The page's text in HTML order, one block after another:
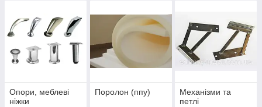
Опори, меблеві
ніжки
Поролон (ппу)
Механізми та
петлі